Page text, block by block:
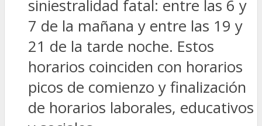
siniestralidad fatal: entre las 6 y
7 de la mañana y entre las 19 y
21 de la tarde noche. Estos
horarios coinciden con horarios
picos de comienzo y finalización
de horarios laborales, educativos